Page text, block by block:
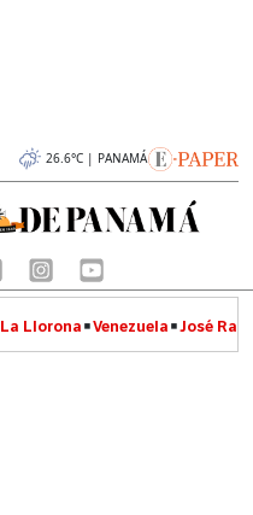
26.6°C | PANAMÁ
La Llorona Venezuela José